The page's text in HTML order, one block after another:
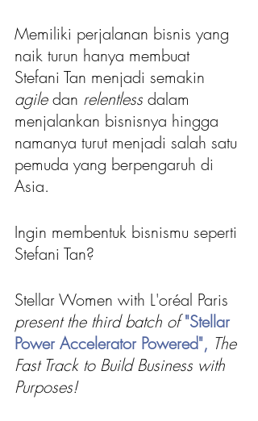
Memiliki perjalanan bisnis yang
naik turun hanya membuat
Stefani Tan menjadi semakin
agile dan relentless dalam
menjalankan bisnisnya hingga
namanya turut menjadi salah satu
pemuda yang berpengaruh di
Asia.
Ingin membentuk bisnismu seperti
Stefani Tan?
Stellar Women with L'oréal Paris
present the third batch of "Stellar
Power Accelerator Powered", The
Fast Track to Build Business with
Purposes!